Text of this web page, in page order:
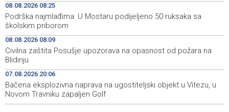
08:25
Podrška najmlađima: U Mostaru podijeljeno 50 ruksaka
sa školskim priborom
08:25 Najave događaja za 8. 8. 2026. godine (subota)
08:20
pjesmu, običaje i gastronomiju
08.08.2026 08:25
Podrška najmlađima: U Mostaru podijeljeno 50 ruksaka sa
školskim priborom
08.08.2026 08:09
Civilna zaštita Posušje upozorava na opasnost od požara na
Blidinju
07.08.2026 20:06
Bačena eksplozivna naprava na ugostiteljski objekt u Vitezu, u
Novom Travniku zapaljen Golf